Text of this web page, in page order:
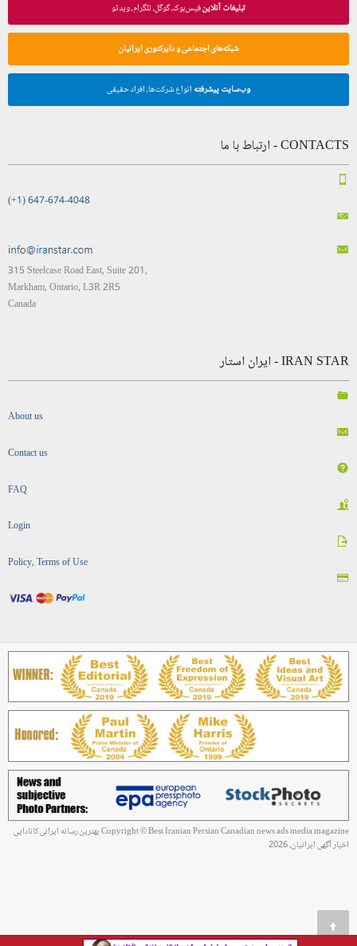
تبلیغات آنلاینفیس‌بوک، گوگل، تلگرام، ویدئو
شبکه‌های اجتماعی و دایرکتوری ایرانیان
وب‌سایت پیشرفته انواع شرکت‌ها، افراد حقیقی
CONTACTS - ارتباط با ما
(+1) 647-674-4048
315 Steelcase Road East, Suite 201,
Markham, Ontario, L3R 2R5
Canada
IRAN STAR - ایران استار
About us
Contact us
FAQ
Login
Policy, Terms of Use
Copyright © Best Iranian Persian Canadian news ads media magazine بهترین رسانه ایرانی کانادایی
اخبار آگهی ایرانیان, 2026